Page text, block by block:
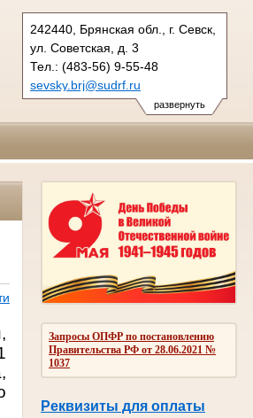
развернуть
242440, Брянская обл., г. Севск,
ул. Советская, д. 3
Тел.: (483-56) 9-55-48
sevsky.brj@sudrf.ru
Запросы ОПФР по постановлению
Правительства РФ от 28.06.2021 №
1037
Реквизиты для оплаты